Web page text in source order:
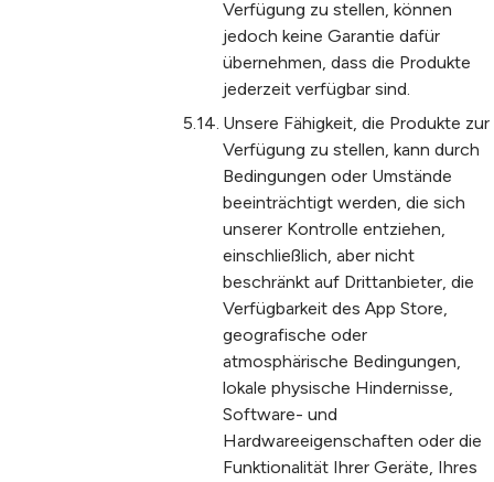
Verfügung zu stellen, können
jedoch keine Garantie dafür
übernehmen, dass die Produkte
jederzeit verfügbar sind.
Unsere Fähigkeit, die Produkte zur
Verfügung zu stellen, kann durch
Bedingungen oder Umstände
beeinträchtigt werden, die sich
unserer Kontrolle entziehen,
einschließlich, aber nicht
beschränkt auf Drittanbieter, die
Verfügbarkeit des App Store,
geografische oder
atmosphärische Bedingungen,
lokale physische Hindernisse,
Software- und
Hardwareeigenschaften oder die
Funktionalität Ihrer Geräte, Ihres